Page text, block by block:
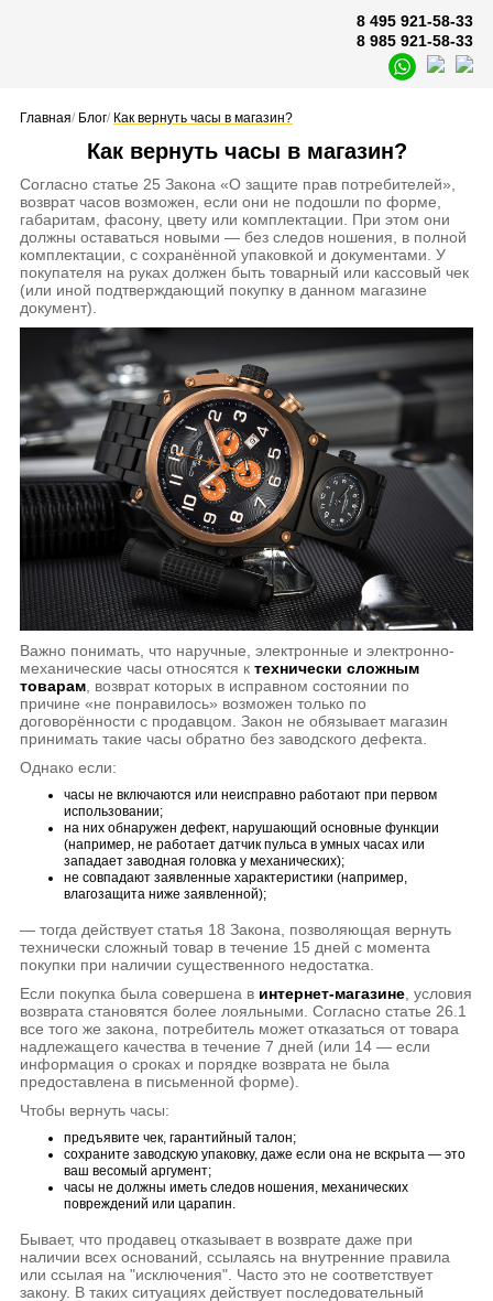
8 495 921-58-33
8 985 921-58-33
Главная/ Блог/ Как вернуть часы в магазин?
Как вернуть часы в магазин?
Согласно статье 25 Закона «О защите прав потребителей»,
возврат часов возможен, если они не подошли по форме,
габаритам, фасону, цвету или комплектации. При этом они
должны оставаться новыми — без следов ношения, в полной
комплектации, с сохранённой упаковкой и документами. У
покупателя на руках должен быть товарный или кассовый чек
(или иной подтверждающий покупку в данном магазине
документ).
Важно понимать, что наручные, электронные и электронно-
механические часы относятся к технически сложным
товарам , возврат которых в исправном состоянии по
причине «не понравилось» возможен только по
договорённости с продавцом. Закон не обязывает магазин
принимать такие часы обратно без заводского дефекта.
Однако если:
часы не включаются или неисправно работают при первом
использовании;
на них обнаружен дефект, нарушающий основные функции
(например, не работает датчик пульса в умных часах или
западает заводная головка у механических);
не совпадают заявленные характеристики (например,
влагозащита ниже заявленной);
— тогда действует статья 18 Закона, позволяющая вернуть
технически сложный товар в течение 15 дней с момента
покупки при наличии существенного недостатка.
Если покупка была совершена в интернет-магазине , условия
возврата становятся более лояльными. Согласно статье 26.1
все того же закона, потребитель может отказаться от товара
надлежащего качества в течение 7 дней (или 14 — если
информация о сроках и порядке возврата не была
предоставлена в письменной форме).
Чтобы вернуть часы:
предъявите чек, гарантийный талон;
сохраните заводскую упаковку, даже если она не вскрыта — это
ваш весомый аргумент;
часы не должны иметь следов ношения, механических
повреждений или царапин.
Бывает, что продавец отказывает в возврате даже при
наличии всех оснований, ссылаясь на внутренние правила
или ссылая на "исключения". Часто это не соответствует
закону. В таких ситуациях действует последовательный